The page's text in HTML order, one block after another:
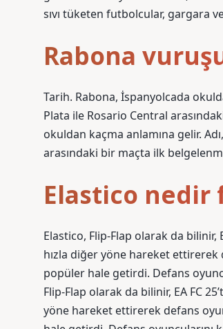
sıvı tüketen futbolcular, gargara
Rabona
Tarih. Rabona, İspanyolcada
Plata ile Rosario Central
okuldan kaçma anlamına gelir.
arasındaki bir maçta ilk
Elastico nedir
Elastico, Flip-Flap olarak da
hızla diğer yöne hareket ettirerek
popüler hale getirdi. Defans
Flip-Flap olarak da bilinir, EA FC
yöne hareket ettirerek defans